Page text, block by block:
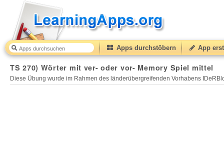
Apps durchstöbern App
TS 270) Wörter mit ver- oder vor- Memory Spiel mittel
Diese Übung wurde im Rahmen des länderübergreifenden Vorhabens